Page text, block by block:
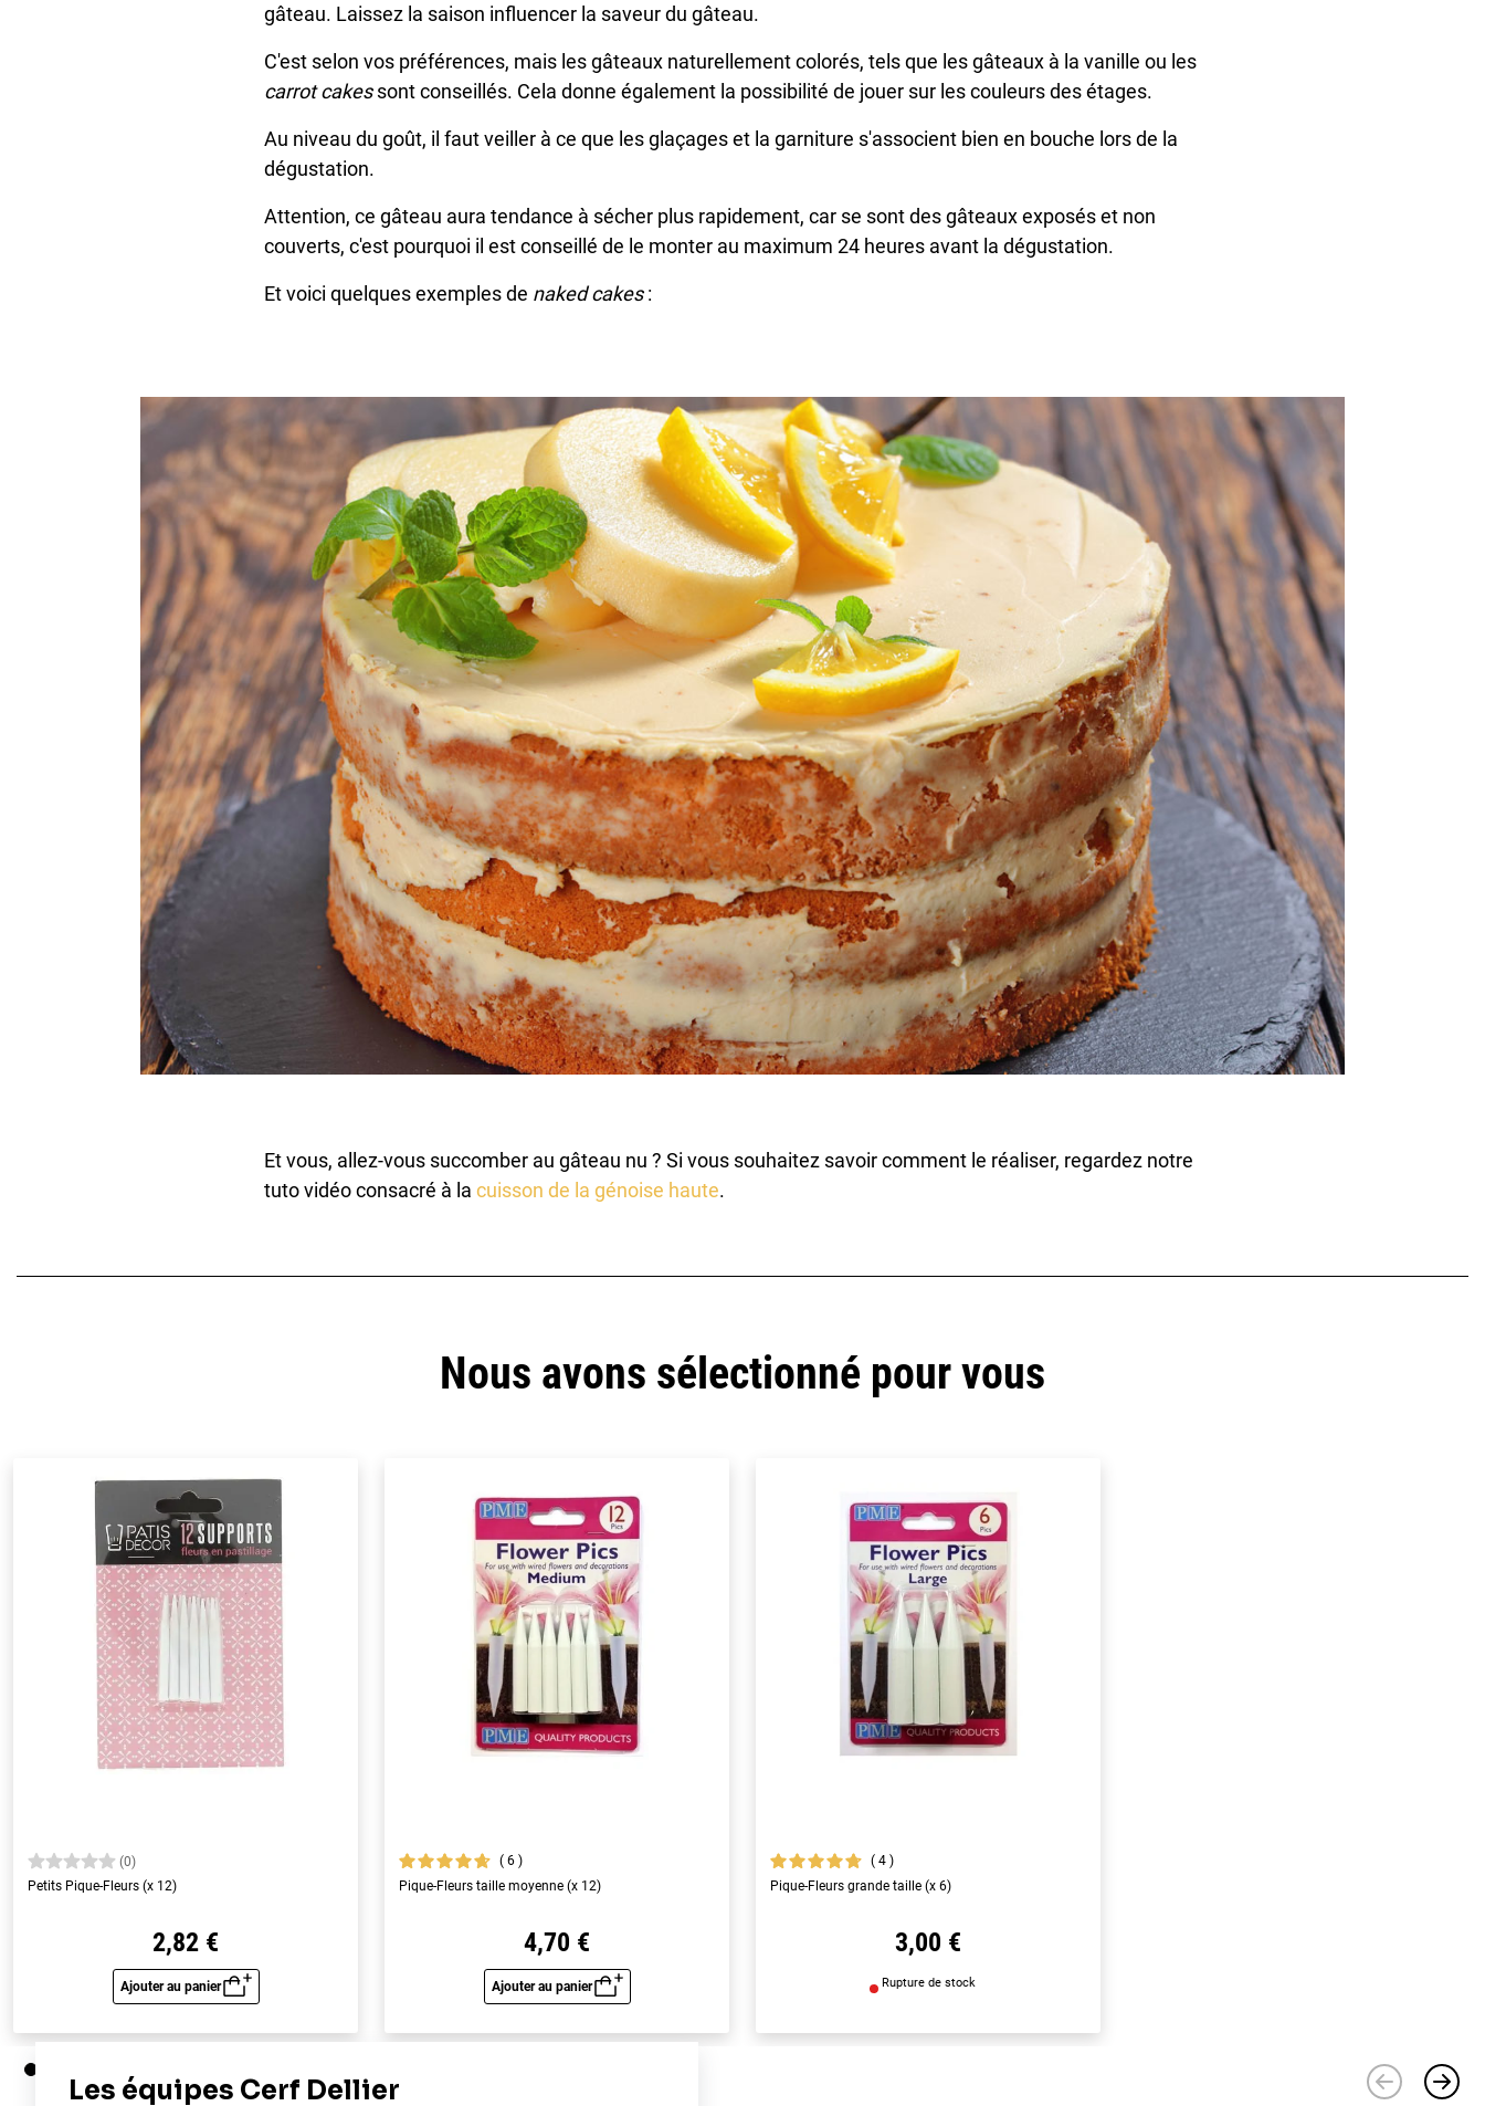
gâteau. Laissez la saison influencer la saveur du gâteau.
C'est selon vos préférences, mais les gâteaux naturellement colorés, tels que les gâteaux à la vanille ou les
carrot cakessont conseillés. Cela donne également la possibilité de jouer sur les couleurs des étages.
Au niveau du goût, il faut veiller à ce que les glaçages et la garniture s'associent bien en bouche lors de la
dégustation.
Attention, ce gâteau aura tendance à sécher plus rapidement, car se sont des gâteaux exposés et non
couverts, c'est pourquoi il est conseillé de le monter au maximum 24 heures avant la dégustation.
Et voici quelques exemples de naked cakes:
Et vous, allez-vous succomber au gâteau nu ? Si vous souhaitez savoir comment le réaliser, regardez notre
tuto vidéo consacré à la cuisson de la génoise haute.
Nous avons sélectionné pour vous
(0)
Petits Pique-Fleurs (x 12)
2,82 €
Ajouter au panier
Aperçu rapide
6
Pique-Fleurs taille moyenne (x 12)
4,70 €
Ajouter au panier
Aperçu rapide
4
Pique-Fleurs grande taille (x 6)
3,00 €
Rupture de stock